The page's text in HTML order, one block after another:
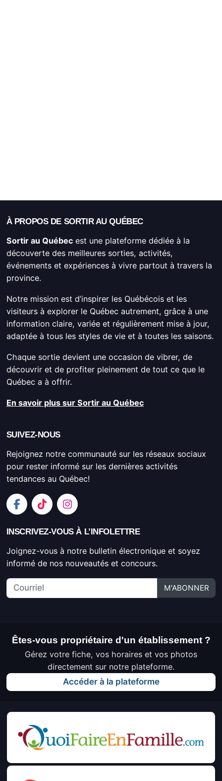
À PROPOS DE SORTIR AU QUÉBEC
Sortir au Québecest une plateforme dédiée à la
découverte des meilleures sorties, activités,
événements et expériences à vivre partout à travers la
province.
Notre mission est d’inspirer les Québécois et les
visiteurs à explorer le Québec autrement, grâce à une
information claire, variée et régulièrement mise à jour,
adaptée à tous les styles de vie et à toutes les saisons.
Chaque sortie devient une occasion de vibrer, de
découvrir et de profiter pleinement de tout ce que le
Québec a à offrir.
En savoir plus sur Sortir au Québec
SUIVEZ-NOUS
Rejoignez notre communauté sur les réseaux sociaux
pour rester informé sur les dernières activités
tendances au Québec!
INSCRIVEZ-VOUS À L’INFOLETTRE
Joignez-vous à notre bulletin électronique et soyez
informé de nos nouveautés et concours.
M'ABONNER
Êtes-vous propriétaire d'un établissement ?
Gérez votre fiche, vos horaires et vos photos
directement sur notre plateforme.
Accéder à la plateforme